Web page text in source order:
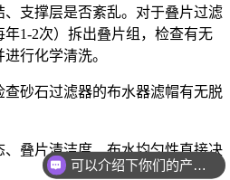
、支撑层是否紊乱。对于叠片过滤
年1-2次）拆出叠片组，检查有无
行化学清洗。
查砂石过滤器的布水器滤帽有无脱
、叠片清洁度、布水均匀性直接决
可以介绍下你们的产品么